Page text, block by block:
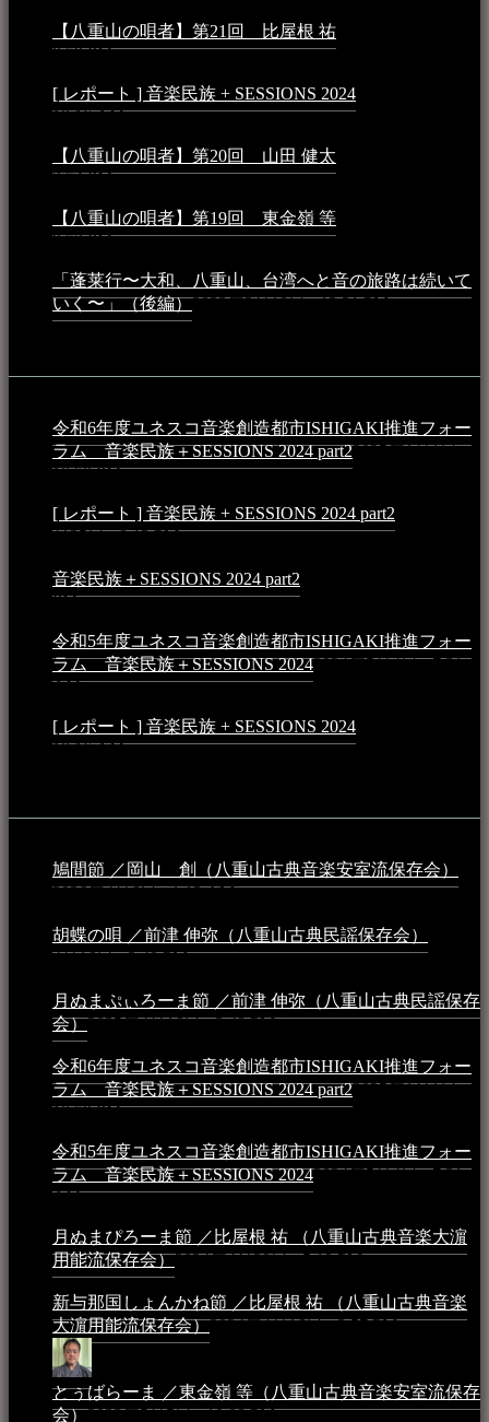
【八重山の唄者】第21回 比屋根 祐
8:59 PM
[ レポート ] 音楽民族 + SESSIONS 2024
10:16 AM
【八重山の唄者】第20回 山田 健太
3:54 PM
【八重山の唄者】第19回 東金嶺 等
9:52 PM
「蓬莱行〜大和、八重山、台湾へと音の旅路は続いて
いく〜」（後編）2023年3月18日 - 12:31 PM
令和6年度ユネスコ音楽創造都市ISHIGAKI推進フォー
ラム 音楽民族＋SESSIONS 2024 part22025年1月1日 -
10:50 PM
[ レポート ] 音楽民族 + SESSIONS 2024 part2
月25日 - 9:13 PM
音楽民族＋SESSIONS 2024 part2
PM
令和5年度ユネスコ音楽創造都市ISHIGAKI推進フォー
ラム 音楽民族＋SESSIONS 20242024年5月4日 - 7:21
AM
[ レポート ] 音楽民族 + SESSIONS 2024
10:16 AM
鳩間節 ／岡山 創（八重山古典音楽安室流保存会）
2026年4月6日 - 1:13 AM
胡蝶の唄 ／前津 伸弥（八重山古典民謡保存会）
4月16日 - 3:48 PM
月ぬまぷぃろーま節 ／前津 伸弥（八重山古典民謡保存
会）2025年4月16日 - 3:48 PM
令和6年度ユネスコ音楽創造都市ISHIGAKI推進フォー
ラム 音楽民族＋SESSIONS 2024 part22025年1月1日 -
10:50 PM
令和5年度ユネスコ音楽創造都市ISHIGAKI推進フォー
ラム 音楽民族＋SESSIONS 20242024年5月4日 - 7:21
AM
月ぬまぴろーま節 ／比屋根 祐 （八重山古典音楽大濵
用能流保存会）2024年4月20日 - 5:19 PM
新与那国しょんかね節 ／比屋根 祐 （八重山古典音楽
大濵用能流保存会）2024年4月16日 - 3:57 PM
とぅばらーま ／東金嶺 等（八重山古典音楽安室流保存
会）2023年5月5日 - 10:08 PM